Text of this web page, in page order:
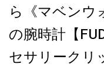
ら《マベンウ
の腕時計【
セサリークリ